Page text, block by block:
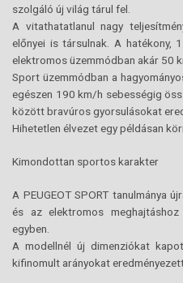
szolgáló új világ tárul fel.
A vitathatatlanul nagy
előnyei is társulnak. A hatékony,
elektromos üzemmódban akár 50
Sport üzemmódban a
egészen 190 km/h sebességig
között bravúros gyorsulásokat
Hihetetlen élvezet egy példásan
Kimondottan sportos karakter
A PEUGEOT SPORT tanulmánya
és az elektromos
egyben.
A modellnél új dimenziókat
kifinomult arányokat